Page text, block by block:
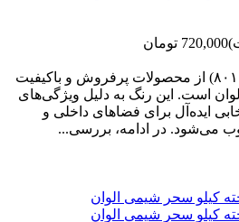
720,000 تومان
رنگ روغنی کرم روشن (کد ۸۰۱) از محصولات پرفروش و باکیفیت
است. این رنگ به دلیل ویژگی‌های
ایده‌آل برای فضاهای داخلی و
می‌شود. در ادامه، بررسی...